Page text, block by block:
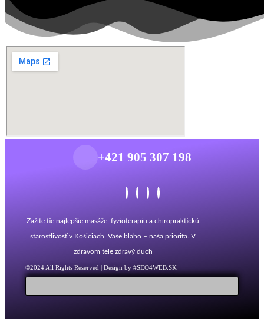
+421 905 307 198
Zažite tie najlepšie masáže, fyzioterapiu a chiropraktickú
starostlivosť v Košiciach. Vaše blaho – naša priorita. V
zdravom tele zdravý duch
©2024 All Rights Reserved | Design by #SEO4WEB.SK